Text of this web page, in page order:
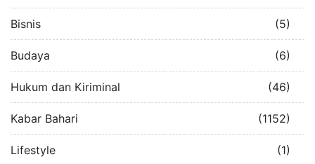
Bisnis (5)
Budaya (6)
Hukum dan Kiriminal (46)
Kabar Bahari (1152)
Lifestyle (1)